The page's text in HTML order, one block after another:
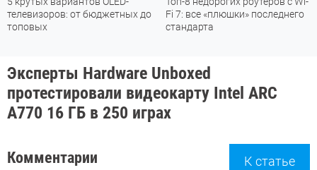
телевизоров: от бюджетных до
топовых
Fi 7: все «плюшки» последнего
стандарта
Эксперты Hardware Unboxed
протестировали видеокарту Intel ARC
A770 16 ГБ в 250 играх
Комментарии К статье